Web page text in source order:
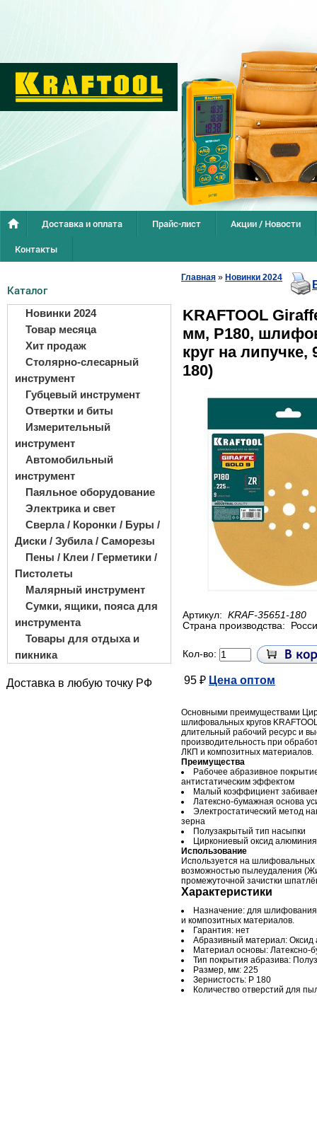
Доставка и оплата Прайс-лист
Акции / Новости
Контакты
Каталог
Новинки 2024
Товар месяца
Хит продаж
Столярно-слесарный
инструмент
Губцевый инструмент
Отвертки и биты
Измерительный
инструмент
Автомобильный
инструмент
Паяльное оборудование
Электрика и свет
Сверла / Коронки / Буры /
Диски / Зубила / Саморезы
Пены / Клеи / Герметики /
Пистолеты
Малярный инструмент
Сумки, ящики, пояса для
инструмента
Товары для отдыха и
пикника
Доставка в любую точку РФ
Главная » Новинки 2024
KRAFTOOL
мм, Р180,
круг на липучке,
180)
Артикул: KRAF-35651-180
Страна производства:
Кол-во:
95 ₽ Цена оптом
Основными преимуществами
шлифовальных кругов
длительный рабочий ресурс и
производительность при
ЛКП и композитных материалов.
Преимущества
Рабочее абразивное
антистатическим эффектом
Малый коэффициент
Латексно-бумажная основа
Электростатический метод
зерна
Полузакрытый тип насыпки
Циркониевый оксид
Использование
Используется на
возможностью пылеудаления
промежуточной зачистки
Характеристики
Назначение: для
и композитных материалов.
Гарантия: нет
Абразивный материал:
Материал основы: Латексно-
Тип покрытия абразива:
Размер, мм: 225
Зернистость: Р 180
Количество отверстий для